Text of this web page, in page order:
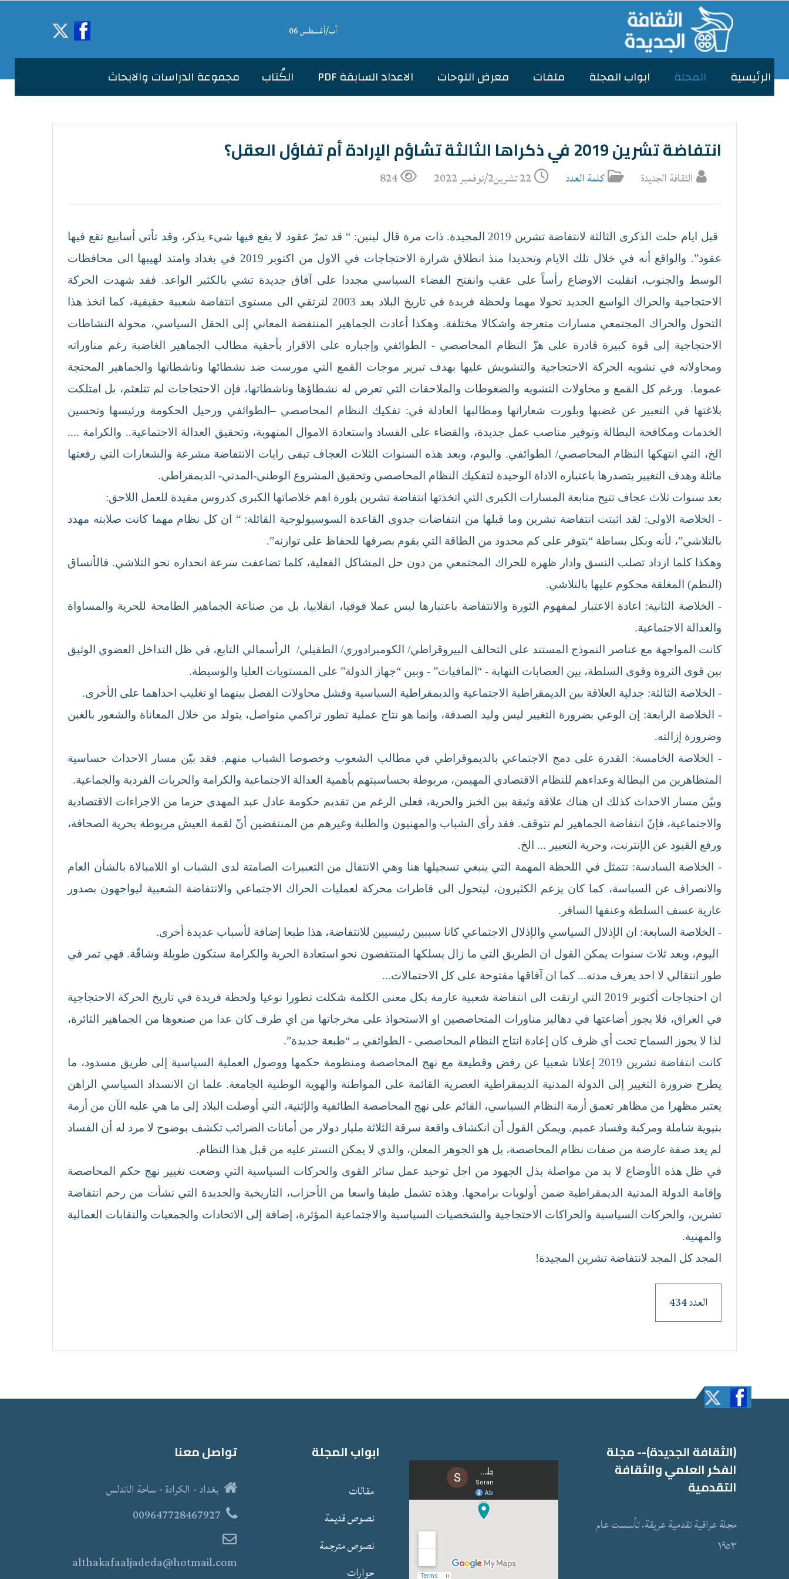
آب/أغسطس 06
الرئیسیة المجلة ابواب المجلة ملفات معرض اللوحات الاعداد السابقة PDF الكُتاب مجموعة الدراسات والابحاث
انتفاضة تشرين 2019 في ذكراها الثالثة تشاؤم الإرادة أم تفاؤل العقل؟
الثقافة الجديدة كلمة العدد 22 تشرين2/نوفمبر 2022 824
قبل ايام حلت الذكرى الثالثة لانتفاضة تشرين 2019 المجيدة. ذات مرة قال لينين: “ قد تمرّ عقود لا يقع فيها شيء يذكر، وقد تأتي أسابيع تقع فيها
عقود”. والواقع أنه في خلال تلك الايام وتحديدا منذ انطلاق شرارة الاحتجاجات في الاول من اكتوبر 2019 في بغداد وامتد لهيبها الى محافظات
الوسط والجنوب، انقلبت الاوضاع رأساً على عقب وانفتح الفضاء السياسي مجددا على آفاق جديدة تشي بالكثير الواعد. فقد شهدت الحركة
الاحتجاجية والحراك الواسع الجديد تحولا مهما ولحظة فريدة في تاريخ البلاد بعد 2003 لترتقي الى مستوى انتفاضة شعبية حقيقية، كما اتخذ هذا
التحول والحراك المجتمعي مسارات متعرجة واشكالا مختلفة. وهكذا أعادت الجماهير المنتفضة المعاني إلى الحقل السياسي، محولة النشاطات
الاحتجاجية إلى قوة كبيرة قادرة على هزّ النظام المحاصصي - الطوائفي وإجباره على الاقرار بأحقية مطالب الجماهير الغاضبة رغم مناوراته
ومحاولاته في تشويه الحركة الاحتجاجية والتشويش عليها بهدف تبرير موجات القمع التي مورست ضد نشطائها وناشطاتها والجماهير المحتجة
عموما. ورغم كل القمع و محاولات التشويه والضغوطات والملاحقات التي تعرض له نشطاؤها وناشطاتها، فإن الاحتجاجات لم تتلعثم، بل امتلكت
بلاغتها في التعبير عن غضبها وبلورت شعاراتها ومطالبها العادلة في: تفكيك النظام المحاصصي –الطوائفي ورحيل الحكومة ورئيسها وتحسين
الخدمات ومكافحة البطالة وتوفير مناصب عمل جديدة، والقضاء على الفساد واستعادة الاموال المنهوبة، وتحقيق العدالة الاجتماعية.. والكرامة ....
الخ، التي انتهكها النظام المحاصصي/ الطوائفي. واليوم، وبعد هذه السنوات الثلاث العجاف تبقى رايات الانتفاضة مشرعة والشعارات التي رفعتها
ماثلة وهدف التغيير يتصدرها باعتباره الاداة الوحيدة لتفكيك النظام المحاصصي وتحقيق المشروع الوطني-المدني- الديمقراطي.
بعد سنوات ثلاث عجاف تتيح متابعة المسارات الكبرى التي اتخذتها انتفاضة تشرين بلورة اهم خلاصاتها الكبرى كدروس مفيدة للعمل اللاحق:
- الخلاصة الاولى: لقد اثبتت انتفاضة تشرين وما قبلها من انتفاضات جدوى القاعدة السوسيولوجية القائلة: “ ان كل نظام مهما كانت صلابته مهدد
بالتلاشي”، لأنه وبكل بساطة “يتوفر على كم محدود من الطاقة التي يقوم بصرفها للحفاظ على توازنه”.
وهكذا كلما ازداد تصلب النسق وادار ظهره للحراك المجتمعي من دون حل المشاكل الفعلية، كلما تضاعفت سرعة انحداره نحو التلاشي. فالأنساق
(النظم) المغلقة محكوم عليها بالتلاشي.
- الخلاصة الثانية: اعادة الاعتبار لمفهوم الثورة والانتفاضة باعتبارها ليس عملا فوقيا، انقلابيا، بل من صناعة الجماهير الطامحة للحرية والمساواة
والعدالة الاجتماعية.
كانت المواجهة مع عناصر النموذج المستند على التحالف البيروقراطي/ الكومبرادوري/ الطفيلي/ الرأسمالي التابع، في ظل التداخل العضوي الوثيق
بين قوى الثروة وقوى السلطة، بين العصابات النهابة - “المافيات” - وبين “جهاز الدولة” على المستويات العليا والوسيطة.
- الخلاصة الثالثة: جدلية العلاقة بين الديمقراطية الاجتماعية والديمقراطية السياسية وفشل محاولات الفصل بينهما او تغليب احداهما على الأخرى.
- الخلاصة الرابعة: إن الوعي بضرورة التغيير ليس وليد الصدفة، وإنما هو نتاج عملية تطور تراكمي متواصل، يتولد من خلال المعاناة والشعور بالغبن
وضرورة إزالته.
- الخلاصة الخامسة: القدرة على دمج الاجتماعي بالديموقراطي في مطالب الشعوب وخصوصا الشباب منهم. فقد بيّن مسار الاحداث حساسية
المتظاهرين من البطالة وعداءهم للنظام الاقتصادي المهيمن، مربوطة بحساسيتهم بأهمية العدالة الاجتماعية والكرامة والحريات الفردية والجماعية.
وبيّن مسار الاحداث كذلك ان هناك علاقة وثيقة بين الخبز والحرية، فعلى الرغم من تقديم حكومة عادل عبد المهدي حزما من الاجراءات الاقتصادية
والاجتماعية، فإنّ انتفاضة الجماهير لم تتوقف. فقد رأى الشباب والمهنيون والطلبة وغيرهم من المنتفضين أنّ لقمة العيش مربوطة بحرية الصحافة،
ورفع القيود عن الإنترنت، وحرية التعبير ... الخ.
- الخلاصة السادسة: تتمثل في اللحظة المهمة التي ينبغي تسجيلها هنا وهي الانتقال من التعبيرات الصامتة لدى الشباب او اللامبالاة بالشأن العام
والانصراف عن السياسة، كما كان يزعم الكثيرون، ليتحول الى قاطرات محركة لعمليات الحراك الاجتماعي والانتفاضة الشعبية ليواجهون بصدور
عارية عسف السلطة وعنفها السافر.
- الخلاصة السابعة: ان الإذلال السياسي والإذلال الاجتماعي كانا سببين رئيسيين للانتفاضة، هذا طبعا إضافة لأسباب عديدة أخرى.
اليوم، وبعد ثلاث سنوات يمكن القول ان الطريق التي ما زال يسلكها المنتفضون نحو استعادة الحرية والكرامة ستكون طويلة وشاقّة. فهي تمر في
طور انتقالي لا احد يعرف مدته... كما ان آفاقها مفتوحة على كل الاحتمالات...
ان احتجاجات أكتوبر 2019 التي ارتقت الى انتفاضة شعبية عارمة بكل معنى الكلمة شكلت تطورا نوعيا ولحظة فريدة في تاريخ الحركة الاحتجاجية
في العراق، فلا يجوز أضاعتها في دهاليز مناورات المتحاصصين او الاستحواذ على مخرجاتها من اي طرف كان عدا من صنعوها من الجماهير الثائرة،
لذا لا يجوز السماح تحت أي ظرف كان إعادة انتاج النظام المحاصصي - الطوائفي بـ “طبعة جديدة”.
كانت انتفاضة تشرين 2019 إعلانا شعبيا عن رفض وقطيعة مع نهج المحاصصة ومنظومة حكمها ووصول العملية السياسية إلى طريق مسدود، ما
يطرح ضرورة التغيير إلى الدولة المدنية الديمقراطية العصرية القائمة على المواطنة والهوية الوطنية الجامعة. علما ان الانسداد السياسي الراهن
يعتبر مظهرا من مظاهر تعمق أزمة النظام السياسي، القائم على نهج المحاصصة الطائفية والإثنية، التي أوصلت البلاد إلى ما هي عليه الآن من أزمة
بنيوية شاملة ومركبة وفساد عميم. ويمكن القول أن انكشاف واقعة سرقة الثلاثة مليار دولار من أمانات الضرائب تكشف بوضوح لا مرد له أن الفساد
لم يعد صفة عارضة من صفات نظام المحاصصة، بل هو الجوهر المعلن، والذي لا يمكن التستر عليه من قبل هذا النظام.
في ظل هذه الأوضاع لا بد من مواصلة بذل الجهود من اجل توحيد عمل سائر القوى والحركات السياسية التي وضعت تغيير نهج حكم المحاصصة
وإقامة الدولة المدنية الديمقراطية ضمن أولويات برامجها. وهذه تشمل طيفا واسعا من الأحزاب، التاريخية والجديدة التي نشأت من رحم انتفاضة
تشرين، والحركات السياسية والحراكات الاحتجاجية والشخصيات السياسية والاجتماعية المؤثرة، إضافة إلى الاتحادات والجمعيات والنقابات العمالية
والمهنية.
المجد كل المجد لانتفاضة تشرين المجيدة!
العدد 434
(الثقافة الجدیدة)-- مجلة
الفكر العلمي والثقافة
التقدمیة
مجلة عراقیة تقدمیة عریقة، تأسست عام
١٩٥٣
ابواب المجلة
مقالات
نصوص قدیمة
نصوص مترجمة
حوارات
تواصل معنا
بغداد - الكرادة - ساحة الاندلس
009647728467927
althakafaaljadeda@hotmail.com